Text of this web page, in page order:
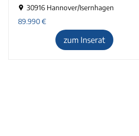
30916 Hannover/Isernhagen
89.990€
zum Inserat